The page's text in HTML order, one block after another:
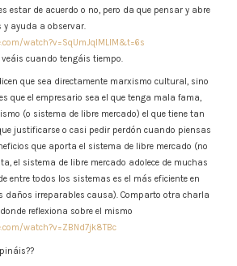
estar de acuerdo o no, pero da que pensar y abre
ayuda a observar.
watch?v=SqUmJqlMLlM&t=6s
cuando tengáis tiempo.
que sea directamente marxismo cultural, sino
que el empresario sea el que tenga mala fama,
(o sistema de libre mercado) el que tiene tan
justificarse o casi pedir perdón cuando piensas
que aporta el sistema de libre mercado (no
el sistema de libre mercado adolece de muchas
entre todos los sistemas es el más eficiente en
daños irreparables causa). Comparto otra charla
reflexiona sobre el mismo
watch?v=ZBNd7jk8TBc